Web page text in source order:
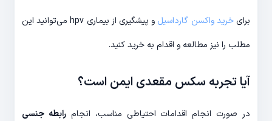
برایخرید واکسن گارداسیل
و پیشگیری از بیماری hpv می‌توانید این
مطلب را نیز مطالعه و اقدام به خرید کنید.
آیا تجربه سکس مقعدی ایمن است؟
در صورت انجام اقدامات احتیاطی مناسب، انجامرابطه جنسی